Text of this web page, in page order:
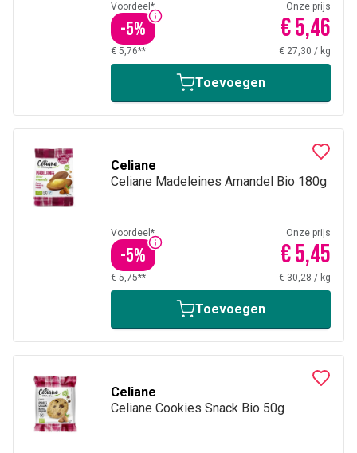
Voordeel*
-5%
Onze prijs
€ 5,46
€ 5,76** € 27,30 / kg
Toevoegen
Celiane
Celiane Madeleines Amandel Bio 180g
Voordeel*
-5%
Onze prijs
€ 5,45
€ 5,75** € 30,28 / kg
Toevoegen
Celiane
Celiane Cookies Snack Bio 50g